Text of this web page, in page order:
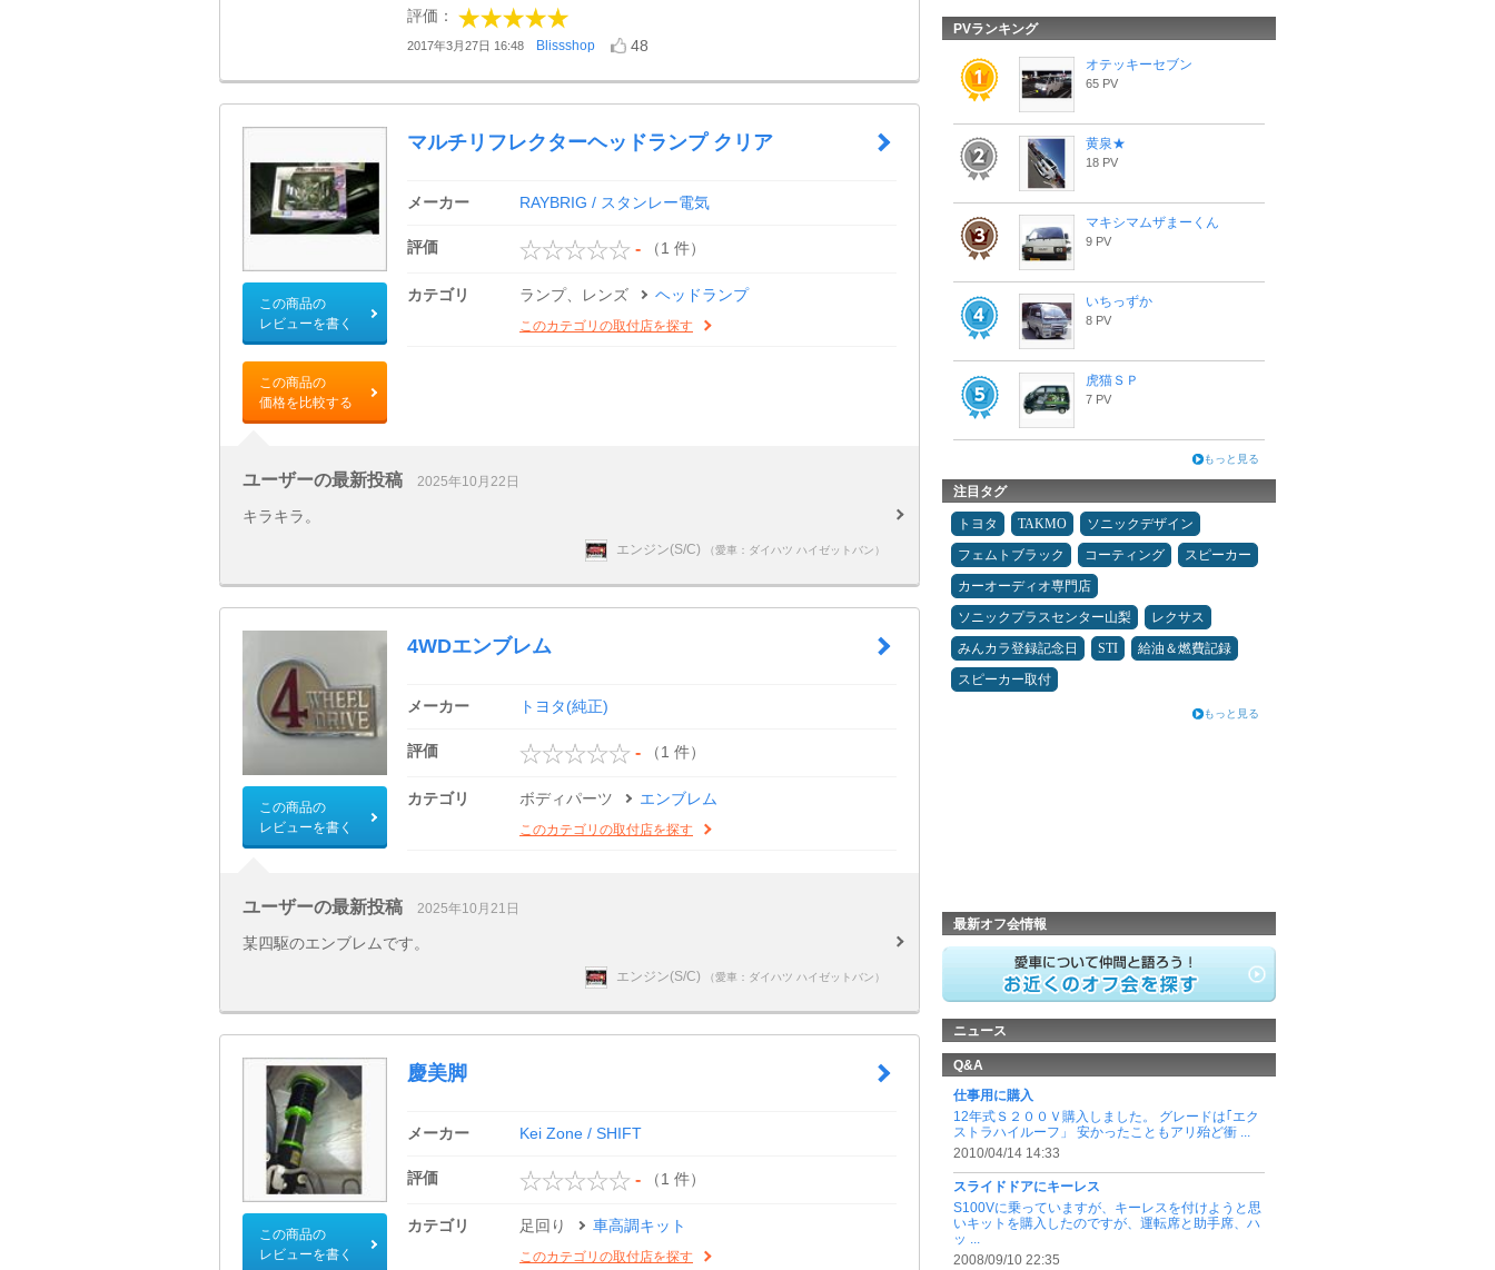
評価：
2017年3月27日 16:48 Blissshop 48
この商品の
レビューを書く
この商品の
価格を比較する
マルチリフレクターヘッドランプ クリア
メーカー RAYBRIG / スタンレー電気
評価 - （1 件）
カテゴリ ランプ、レンズ ヘッドランプ
このカテゴリの取付店を探す
ユーザーの最新投稿 2025年10月22日
キラキラ。
エンジン(S/C) （愛車：ダイハツ ハイゼットバン）
この商品の
レビューを書く
4WDエンブレム
メーカー トヨタ(純正)
評価 - （1 件）
カテゴリ ボディパーツ エンブレム
このカテゴリの取付店を探す
ユーザーの最新投稿 2025年10月21日
某四駆のエンブレムです。
エンジン(S/C) （愛車：ダイハツ ハイゼットバン）
この商品の
レビューを書く
慶美脚
メーカー Kei Zone / SHIFT
評価 - （1 件）
カテゴリ 足回り 車高調キット
このカテゴリの取付店を探す
PVランキング
オテッキーセブン
65 PV
黄泉★
18 PV
マキシマムザまーくん
9 PV
いちっずか
8 PV
虎猫ＳＰ
7 PV
もっと見る
注目タグ
トヨタ TAKMO
ソニックデザイン
フェムトブラック
コーティング
スピーカー
カーオーディオ専門店
ソニックプラスセンター山梨
レクサス
みんカラ登録記念日
STI
給油＆燃費記録
スピーカー取付
もっと見る
最新オフ会情報
ニュース
Q&A
仕事用に購入
12年式Ｓ２００Ｖ購入しました。 グレードは｢エク
ストラハイルーフ」 安かったこともアリ殆ど衝 ...
2010/04/14 14:33
スライドドアにキーレス
S100Vに乗っていますが、キーレスを付けようと思
いキットを購入したのですが、運転席と助手席、ハ
ッ ...
2008/09/10 22:35